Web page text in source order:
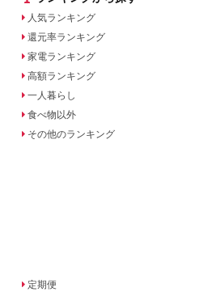
人気ランキング
還元率ランキング
家電ランキング
高額ランキング
一人暮らし
食べ物以外
その他のランキング
定期便